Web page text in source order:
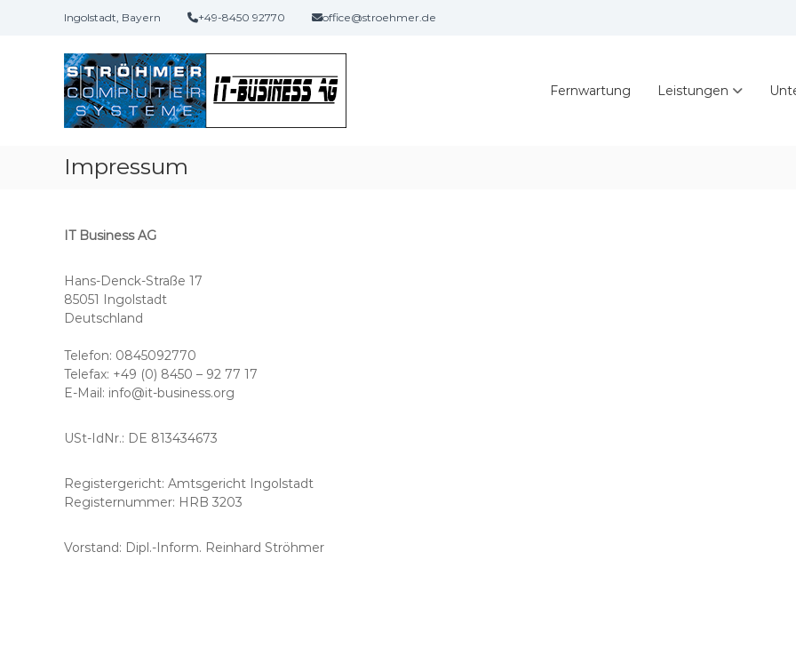
Ingolstadt, Bayern +49-8450 92770 office@stroehmer.de
Systemhaus
für
Bayern
Windows
Systeme
Fernwartung Leistungen
Impressum
IT Business AG
Hans-Denck-Straße 17
85051 Ingolstadt
Deutschland
Telefon: 0845092770
Telefax: +49 (0) 8450 – 92 77 17
E-Mail: info@it-business.org
USt-IdNr.: DE 813434673
Registergericht: Amtsgericht Ingolstadt
Registernummer: HRB 3203
Vorstand: Dipl.-Inform. Reinhard Ströhmer